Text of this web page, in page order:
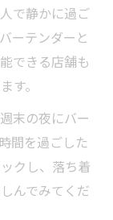
で静かに過ご
ーテンダーと
できる店舗も
す。
末の夜にバー
間を過ごした
クし、落ち着
んでみてくだ